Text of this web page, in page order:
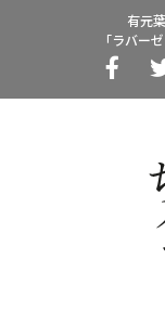
有元
「ラバー